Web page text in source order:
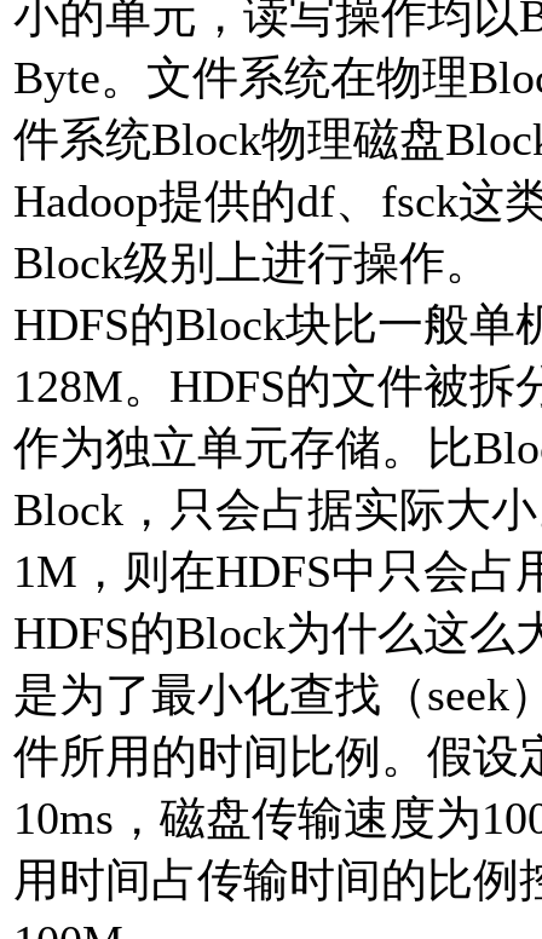
小的单元，读写操作均以
Byte。文件系统在物理
件系统Block物理磁盘
Hadoop提供的df、fsck这
Block级别上进行操作。
HDFS的Block块比一般
128M。HDFS的文件被拆
作为独立单元存储。比
Block，只会占据实际大
1M，则在HDFS中只会占
HDFS的Block为什么这么
是为了最小化查找（seek
件所用的时间比例。假设
10ms，磁盘传输速度为
用时间占传输时间的比例